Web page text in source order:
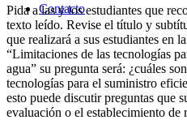
Contacto
Pida a las y los estudiantes que
texto leído. Revise el título y
que realizará a sus estudiantes en
“Limitaciones de las tecnologías
agua” su pregunta será: ¿cuáles
tecnologías para el suministro
esto puede discutir preguntas que
evaluación o el establecimiento de